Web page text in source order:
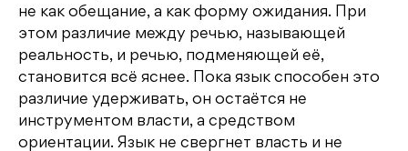
не как обещание, а как форму ожидания. При
этом различие между речью, называющей
реальность, и речью, подменяющей её,
становится всё яснее. Пока язык способен это
различие удерживать, он остаётся не
инструментом власти, а средством
ориентации. Язык не свергнет власть и не